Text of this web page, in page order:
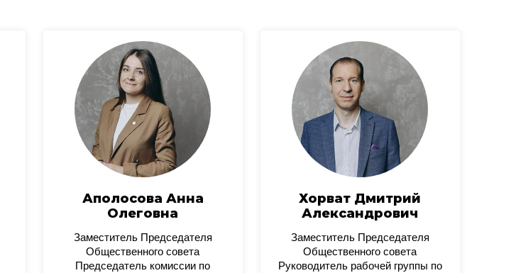
Аполосова Анна
Олеговна
Заместитель Председателя
Общественного совета
Председатель комиссии по
Хорват Дмитрий
Александрович
Заместитель Председателя
Общественного совета
Руководитель рабочей группы по